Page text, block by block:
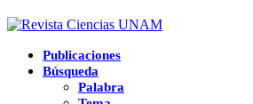
Publicaciones
Búsqueda
Palabra